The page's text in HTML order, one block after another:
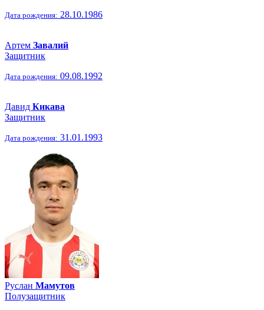
Дата рождения: 28.10.1986
Артем Завалий
Защитник
Дата рождения: 09.08.1992
Давид Кикава
Защитник
Дата рождения: 31.01.1993
Руслан Мамутов
Полузащитник